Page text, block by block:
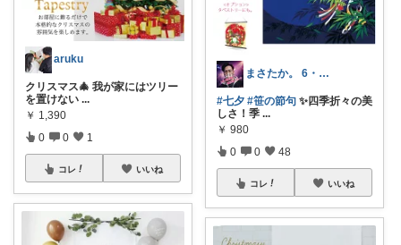
aruku
クリスマス🎄 我が家にはツリー
を置けない ...
￥ 1,390
0 0 1
コレ いいね
まさたか。 6・7日の経由購入感謝🙏
#七夕 #笹の節句 ✨四季折々の美
しさ！季 ...
￥ 980
0 0 48
コレ いいね